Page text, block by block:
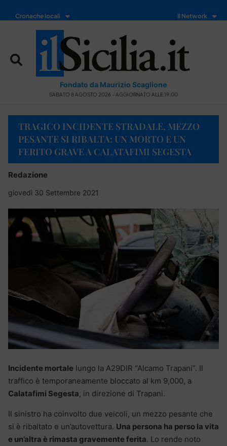
Cronache locali Il Network
Fondato da Maurizio Scaglione
SABATO 8 AGOSTO 2026 - AGGIORNATO ALLE 19:00
TRAGICO INCIDENTE STRADALE, MEZZO
PESANTE SI RIBALTA: UN MORTO E UN
FERITO GRAVE A CALATAFIMI SEGESTA
Redazione
giovedì 30 Settembre 2021
Incidente mortale lungo la A29DIR “Alcamo Trapani”. Il
traffico è temporaneamente bloccato al km 9,000, a
Calatafimi Segesta, in direzione di Trapani.
Il sinistro ha coinvolto due veicoli, un mezzo pesante che
si è ribaltato e un’autovettura. Una persona ha perso la vita
e un’altra è rimasta gravemente ferita. Lo rende noto